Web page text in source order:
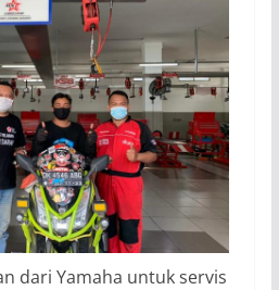
dari Yamaha untuk servis